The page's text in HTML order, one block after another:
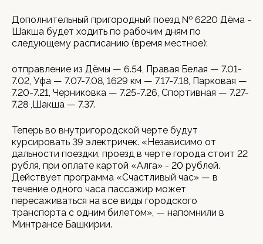
Дополнительный пригородный поезд № 6220 Дёма -
Шакша будет ходить по рабочим дням по
следующему расписанию (время местное):
отправление из Дёмы — 6.54, Правая Белая — 7.01-
7.02, Уфа — 7.07-7.08, 1629 км — 7.17-7.18, Парковая —
7.20-7.21, Черниковка — 7.25-7.26, Спортивная — 7.27-
7.28 ,Шакша — 7.37.
Теперь во внутригородской черте будут
курсировать 39 электричек. «Независимо от
дальности поездки, проезд в черте города стоит 22
рубля, при оплате картой «Алга» - 20 рублей.
Действует программа «Счастливый час» — в
течение одного часа пассажир может
пересаживаться на все виды городского
транспорта с одним билетом», — напомнили в
Минтрансе Башкирии.